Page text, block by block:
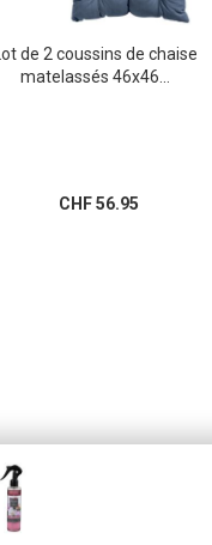
Lot de 2 coussins de chaise
matelassés 46x46...
CHF 56.95